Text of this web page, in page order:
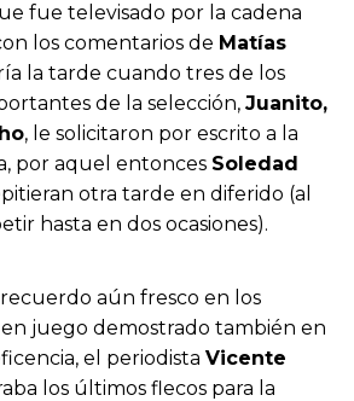
fue televisado por la cadena
los comentarios de Matías
la tarde cuando tres de los
de la selección, Juanito,
, le solicitaron por escrito a la
por aquel entonces Soledad
otra tarde en diferido (al
hasta en dos ocasiones).
aún fresco en los
juego demostrado también en
el periodista Vicente
los últimos flecos para la